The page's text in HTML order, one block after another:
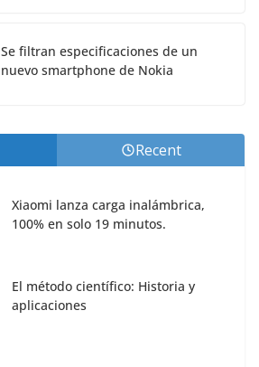
Se filtran especificaciones de un
nuevo smartphone de Nokia
Recent
Xiaomi lanza carga inalámbrica,
100% en solo 19 minutos.
El método científico: Historia y
aplicaciones